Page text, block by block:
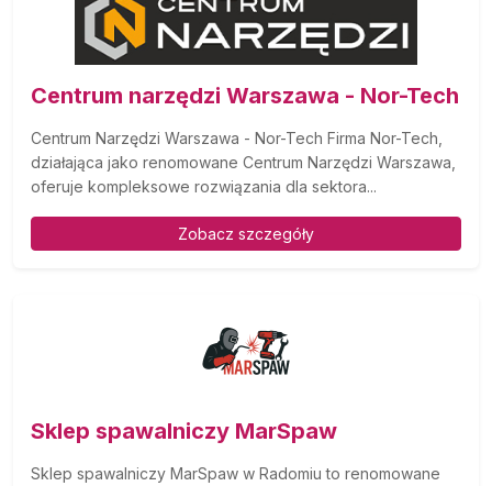
Centrum narzędzi Warszawa - Nor-Tech
Centrum Narzędzi Warszawa - Nor-Tech Firma Nor-Tech,
działająca jako renomowane Centrum Narzędzi Warszawa,
oferuje kompleksowe rozwiązania dla sektora...
Zobacz szczegóły
Sklep spawalniczy MarSpaw
Sklep spawalniczy MarSpaw w Radomiu to renomowane